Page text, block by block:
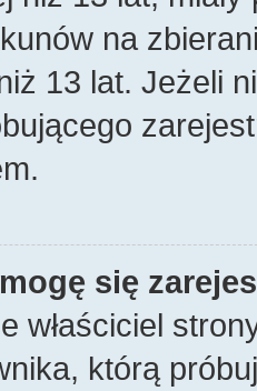
na
13 lat. Jeżeli
się
właściciel
którą